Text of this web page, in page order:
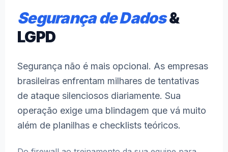
Segurança de Dados&
LGPD
Segurança não é mais opcional. As empresas
brasileiras enfrentam milhares de tentativas
de ataque silenciosos diariamente. Sua
operação exige uma blindagem que vá muito
além de planilhas e checklists teóricos.